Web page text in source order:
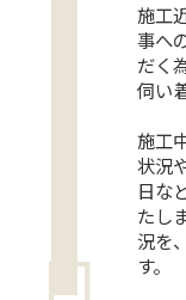
施工
事へ
だく
伺い
施工
状況
日な
たし
況を
す。